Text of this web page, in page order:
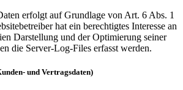
erfolgt auf Grundlage von Art. 6 Abs. 1
hat ein berechtigtes Interesse an
Darstellung und der Optimierung seiner
die Server-Log-Files erfasst werden.
und Vertragsdaten)